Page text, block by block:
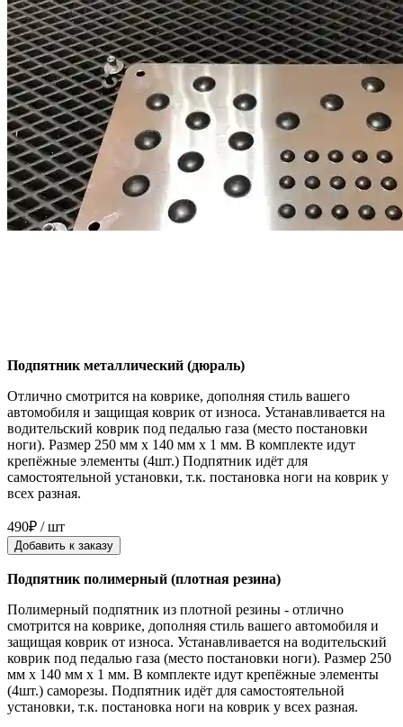
Подпятник металлический (дюраль)
Отлично смотрится на коврике, дополняя стиль вашего
автомобиля и защищая коврик от износа. Устанавливается на
водительский коврик под педалью газа (место постановки
ноги). Размер 250 мм x 140 мм x 1 мм. В комплекте идут
крепёжные элементы (4шт.) Подпятник идёт для
самостоятельной установки, т.к. постановка ноги на коврик у
всех разная.
490₽ / шт
Добавить к заказу
Подпятник полимерный (плотная резина)
Полимерный подпятник из плотной резины - отлично
смотрится на коврике, дополняя стиль вашего автомобиля и
защищая коврик от износа. Устанавливается на водительский
коврик под педалью газа (место постановки ноги). Размер 250
мм x 140 мм x 1 мм. В комплекте идут крепёжные элементы
(4шт.) саморезы. Подпятник идёт для самостоятельной
установки, т.к. постановка ноги на коврик у всех разная.